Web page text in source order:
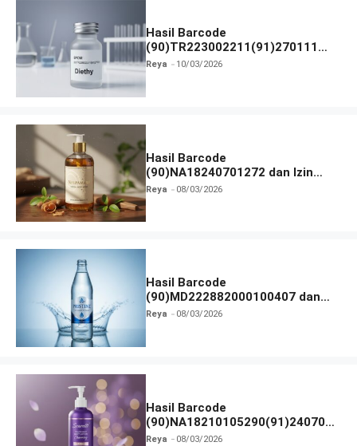
Hasil Barcode
(90)TR223002211(91)270111
dan Izin BPOM
Reya 10/03/2026
Hasil Barcode
(90)NA18240701272 dan Izin
BPOM
Reya 08/03/2026
Hasil Barcode
(90)MD222882000100407 dan
Izin BPOM
Reya 08/03/2026
Hasil Barcode
(90)NA18210105290(91)240703
dan Izin BPOM
Reya 08/03/2026